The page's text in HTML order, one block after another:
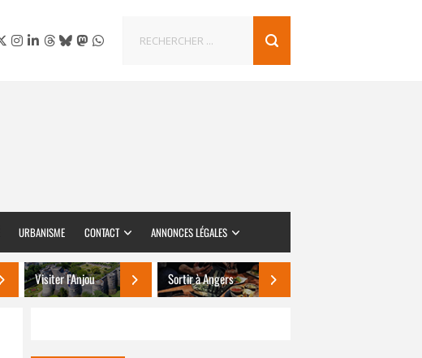
URBANISME CONTACT ANNONCES LÉGALES
Visiter l’Anjou Sortir à Angers